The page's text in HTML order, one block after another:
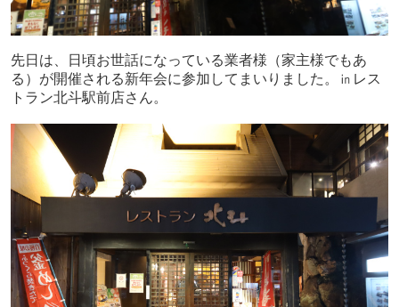
先日は、日頃お世話になっている業者様（家主様でもあ
る）が開催される新年会に参加してまいりました。㏌レス
トラン北斗駅前店さん。